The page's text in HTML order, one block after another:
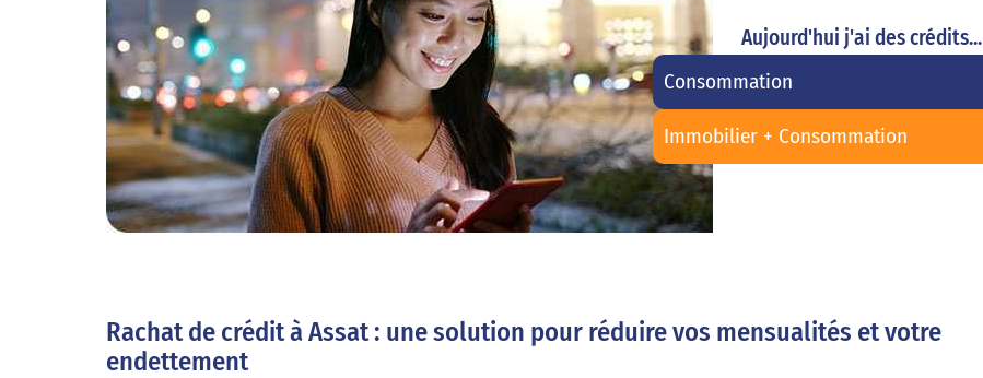
Aujourd'hui j'ai des crédits...
Consommation
Immobilier + Consommation
Rachat de crédit à Assat : une solution pour réduire vos mensualités et votre
endettement